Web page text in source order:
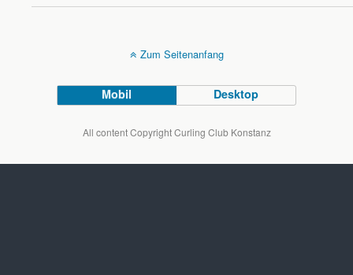
Zum Seitenanfang
Mobil Desktop
All content Copyright Curling Club Konstanz